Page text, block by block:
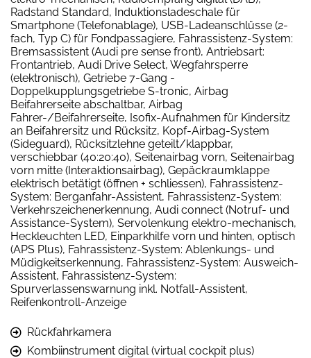
Radstand Standard, Induktionsladeschale für
Smartphone (Telefonablage), USB-Ladeanschlüsse (2-
fach, Typ C) für Fondpassagiere, Fahrassistenz-System:
Bremsassistent (Audi pre sense front), Antriebsart:
Frontantrieb, Audi Drive Select, Wegfahrsperre
(elektronisch), Getriebe 7-Gang -
Doppelkupplungsgetriebe S-tronic, Airbag
Beifahrerseite abschaltbar, Airbag
Fahrer-/Beifahrerseite, Isofix-Aufnahmen für Kindersitz
an Beifahrersitz und Rücksitz, Kopf-Airbag-System
(Sideguard), Rücksitzlehne geteilt/klappbar,
verschiebbar (40:20:40), Seitenairbag vorn, Seitenairbag
vorn mitte (Interaktionsairbag), Gepäckraumklappe
elektrisch betätigt (öffnen + schliessen), Fahrassistenz-
System: Berganfahr-Assistent, Fahrassistenz-System:
Verkehrszeichenerkennung, Audi connect (Notruf- und
Assistance-System), Servolenkung elektro-mechanisch,
Heckleuchten LED, Einparkhilfe vorn und hinten, optisch
(APS Plus), Fahrassistenz-System: Ablenkungs- und
Müdigkeitserkennung, Fahrassistenz-System: Ausweich-
Assistent, Fahrassistenz-System:
Spurverlassenswarnung inkl. Notfall-Assistent,
Reifenkontroll-Anzeige
Rückfahrkamera
Kombiinstrument digital (virtual cockpit plus)